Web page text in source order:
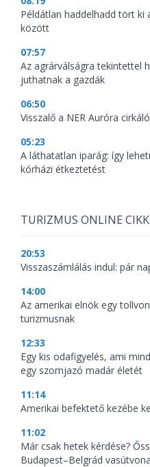
Példátlan haddelhadd tört ki
között
07:57
Az agrárválságra tekintettel
juthatnak a gazdák
06:50
Visszalő a NER Auróra
05:23
A láthatatlan iparág: így
kórházi étkeztetést
TURIZMUS ONLINE
20:53
Visszaszámlálás indul: pár
14:00
Az amerikai elnök egy
turizmusnak
12:33
Egy kis odafigyelés, ami
egy szomjazó madár életét
11:14
Amerikai befektető kezébe
11:02
Már csak hetek kérdése?
Budapest–Belgrád